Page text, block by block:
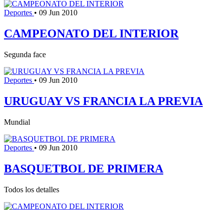
Deportes • 09 Jun 2010
CAMPEONATO DEL INTERIOR
Segunda face
Deportes • 09 Jun 2010
URUGUAY VS FRANCIA LA PREVIA
Mundial
Deportes • 09 Jun 2010
BASQUETBOL DE PRIMERA
Todos los detalles